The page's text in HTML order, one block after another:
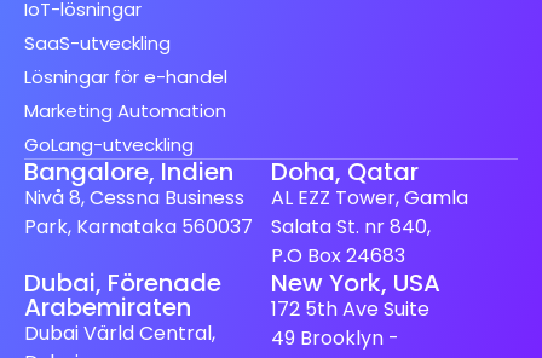
IoT-lösningar
SaaS-utveckling
Lösningar för e-handel
Marketing Automation
GoLang-utveckling
Bangalore, Indien
Nivå 8, Cessna Business
Park, Karnataka 560037
Doha, Qatar
AL EZZ Tower, Gamla
Salata St. nr 840,
P.O Box 24683
Dubai, Förenade
Arabemiraten
Dubai Värld Central,
New York, USA
172 5th Ave Suite
49 Brooklyn -
Finnish
Spanish (Spain)